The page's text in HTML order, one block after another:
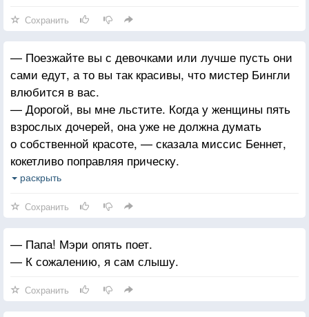
Сохранить
— Поезжайте вы с девочками или лучше пусть они
сами едут, а то вы так красивы, что мистер Бингли
влюбится в вас.
— Дорогой, вы мне льстите. Когда у женщины пять
взрослых дочерей, она уже не должна думать
о собственной красоте, — сказала миссис Беннет,
кокетливо поправляя прическу.
— Потому что, как правило, у нее и красоты-то уже
раскрыть
Сохранить
— Папа! Мэри опять поет.
— К сожалению, я сам слышу.
Сохранить